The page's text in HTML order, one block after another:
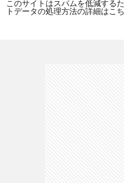
このサイトはスパムを低減する
トデータの処理方法の詳細はこ